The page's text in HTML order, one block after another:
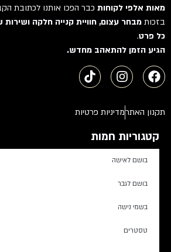
מאות אלפי לקוחותכבר הפכו אותנו לכתובת
בזכותמבחר עצום, חוויית קנייה חלקה ושירות
כל פרט.
הגיע הזמן להתאהב מחדש.
תקנון האתרמדיניות פרטיות
קטגוריות חמות
בושם לאישה
בושם לגבר
בשמי נישה
טסטרים